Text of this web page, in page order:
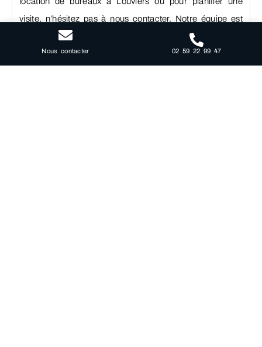
Nous contacter 02 59 22 99 47
visite, n’hésitez pas à nous contacter. Notre équipe est
à votre disposition pour vous accompagner dans la
recherche de votre espace de travail optimal, en